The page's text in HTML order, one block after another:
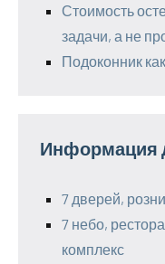
Стоимость
задачи, а не
Подоконник
Информация
7 дверей,
7 небо,
комплекс